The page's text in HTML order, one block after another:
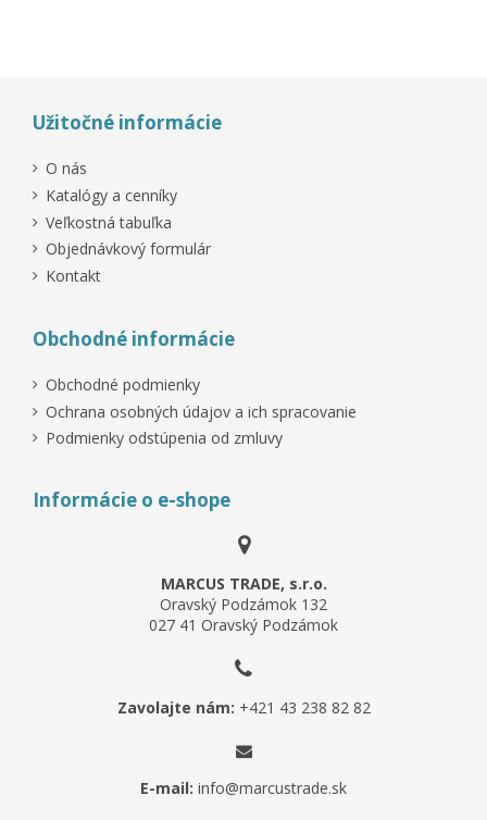
Užitočné informácie
O nás
Katalógy a cenníky
Veľkostná tabuľka
Objednávkový formulár
Kontakt
Obchodné informácie
Obchodné podmienky
Ochrana osobných údajov a ich spracovanie
Podmienky odstúpenia od zmluvy
Informácie o e-shope
MARCUS TRADE, s.r.o.
Oravský Podzámok 132
027 41 Oravský Podzámok
Zavolajte nám: +421 43 238 82 82
E-mail: info@marcustrade.sk